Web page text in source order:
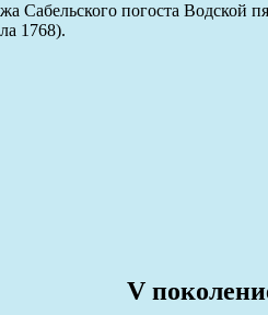
Сабельского погоста Водской
1768).
V